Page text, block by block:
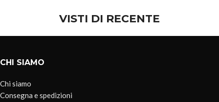
VISTI DI RECENTE
CHI SIAMO
Chi siamo
Consegna e spedizioni